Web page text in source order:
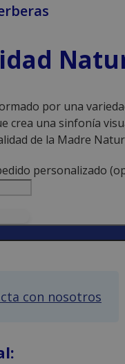
por una
crea una sinfonía
de la Madre
personalizado
con nosotros